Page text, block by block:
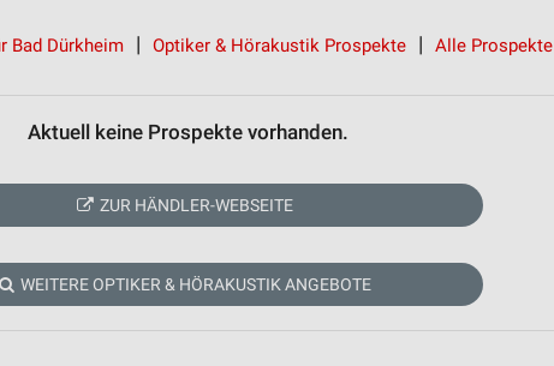
Bad Dürkheim Optiker & Hörakustik Prospekte Alle Prospekte
Aktuell keine Prospekte vorhanden.
ZUR HÄNDLER-WEBSEITE
WEITERE OPTIKER & HÖRAKUSTIK ANGEBOTE